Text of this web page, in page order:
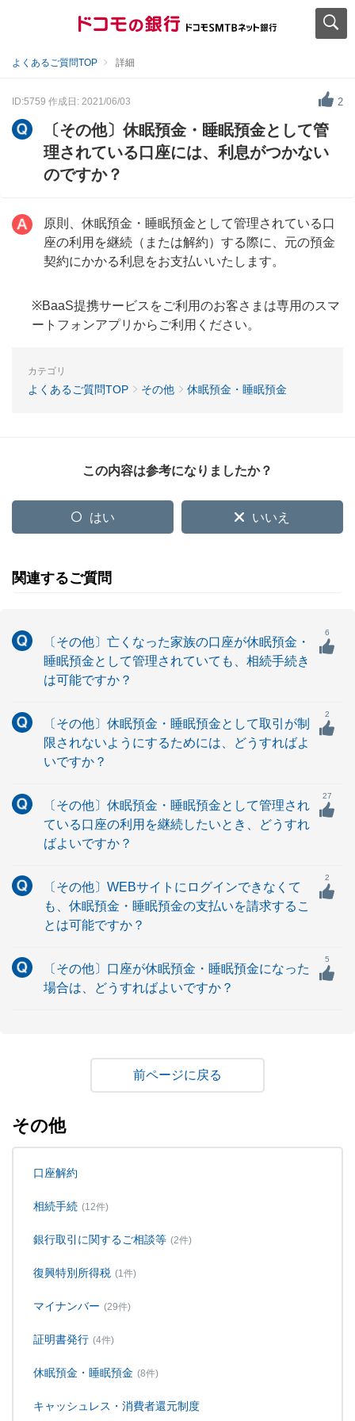
よくあるご質問TOP 詳細
ID:5759 作成日: 2021/06/03 2
〔その他〕休眠預金・睡眠預金として管
理されている口座には、利息がつかない
のですか？
原則、休眠預金・睡眠預金として管理されている口
座の利用を継続（または解約）する際に、元の預金
契約にかかる利息をお支払いいたします。
※BaaS提携サービスをご利用のお客さまは専用のスマ
ートフォンアプリからご利用ください。
カテゴリ
よくあるご質問TOP その他 休眠預金・睡眠預金
この内容は参考になりましたか？
はい いいえ
関連するご質問
〔その他〕亡くなった家族の口座が休眠預金・
睡眠預金として管理されていても、相続手続き
は可能ですか？
6
〔その他〕休眠預金・睡眠預金として取引が制
限されないようにするためには、どうすればよ
いですか？
2
〔その他〕休眠預金・睡眠預金として管理され
ている口座の利用を継続したいとき、どうすれ
ばよいですか？
27
〔その他〕WEBサイトにログインできなくて
も、休眠預金・睡眠預金の支払いを請求するこ
とは可能ですか？
2
〔その他〕口座が休眠預金・睡眠預金になった
場合は、どうすればよいですか？
5
戻る
その他
口座解約
相続手続 (12件)
銀行取引に関するご相談等 (2件)
復興特別所得税 (1件)
マイナンバー (29件)
証明書発行 (4件)
休眠預金・睡眠預金 (8件)
キャッシュレス・消費者還元制度